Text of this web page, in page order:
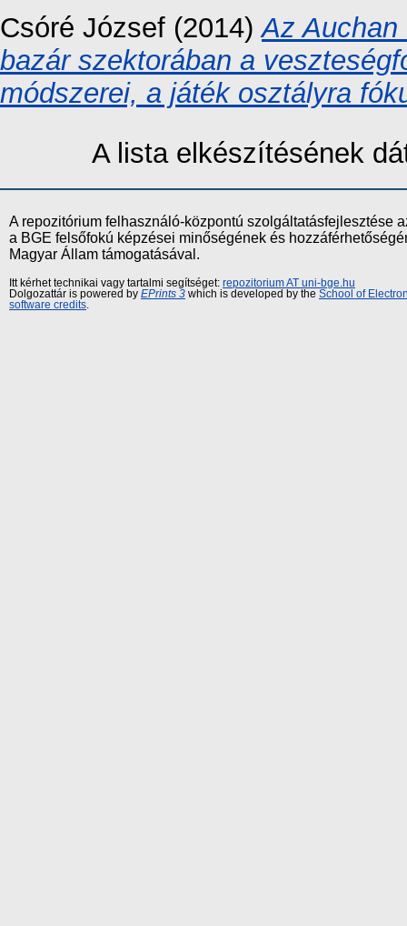
Csóré József (2014)Az Auchan
bazár szektorában a
módszerei, a játék osztályra
A lista elkészítésének
A repozitórium felhasználó-központú szolgáltatásfejlesztése
a BGE felsőfokú képzései minőségének és
Magyar Állam támogatásával.
Itt kérhet technikai vagy tartalmi segítséget: repozitorium AT uni-bge.hu
Dolgozattár is powered by EPrints 3 which is developed by the School of
software credits